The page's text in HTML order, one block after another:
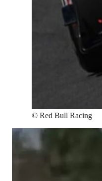
© Red Bull Racing